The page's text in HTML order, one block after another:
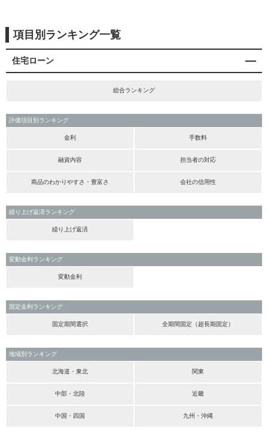
項目別ランキング一覧
住宅ローン
総合ランキング
評価項目別ランキング
金利 手数料
融資内容 担当者の対応
商品のわかりやすさ・豊富さ 会社の信用性
繰り上げ返済ランキング
繰り上げ返済
変動金利ランキング
変動金利
固定金利ランキング
固定期間選択 全期間固定（超長期固定）
地域別ランキング
北海道・東北 関東
中部・北陸 近畿
中国・四国 九州・沖縄